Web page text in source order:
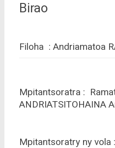
Birao
Filoha : Andriamatoa
Mpitantsoratra :
ANDRIATSITOHAINA
Mpitantsoratry ny vola